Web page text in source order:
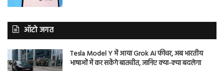
ऑटो जगत
Tesla Model Y में आया Grok AI फीचर, अब भारतीय
भाषाओं में कर सकेंगे बातचीत, जानिए क्या-क्या बदलेगा